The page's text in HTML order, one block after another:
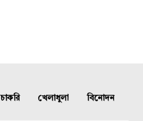
চাকরি খেলাধুলা বিনোদন